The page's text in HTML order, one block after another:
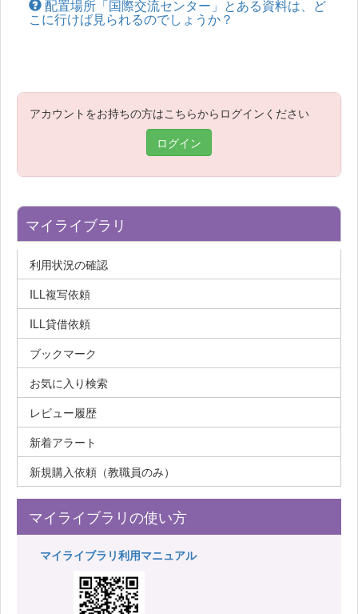
配置場所「国際交流センター」とある資料は、ど
こに行けば見られるのでしょうか？
アカウントをお持ちの方はこちらからログインください
ログイン
マイライブラリ
利用状況の確認
ILL複写依頼
ILL貸借依頼
ブックマーク
お気に入り検索
レビュー履歴
新着アラート
新規購入依頼（教職員のみ）
マイライブラリの使い方
マイライブラリ利用マニュアル